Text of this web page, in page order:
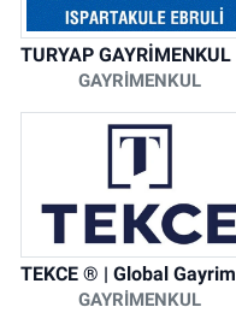
GAYRIMENKUL
GAYRIMENKUL